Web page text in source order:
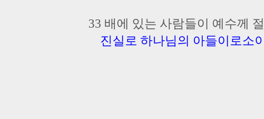
33 배에 있는 사람들이 예수께
진실로 하나님의 아들이로소